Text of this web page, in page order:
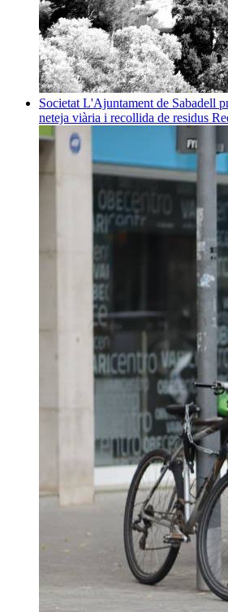
Societat L'Ajuntament de Sabadell
neteja viària i recollida de residus